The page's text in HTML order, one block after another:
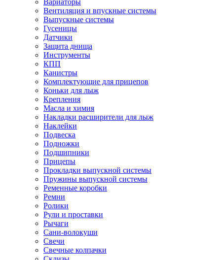
Вентиляция и впускные системы
Выпускные системы
Гусеницы
Датчики
Защита днища
Инструменты
КПП
Канистры
Комплектующие для прицепов
Коньки для лыж
Крепления
Масла и химия
Накладки расширители для лыж
Наклейки
Подвеска
Подножки
Подшипники
Прицепы
Прокладки выпускной системы
Пружины выпускной системы
Ременные коробки
Ремни
Ролики
Рули и проставки
Рычаги
Сани-волокуши
Свечи
Свечные колпачки